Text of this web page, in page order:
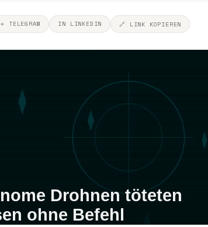
✈ TELEGRAM IN LINKEDIN 🔗 LINK KOPIEREN